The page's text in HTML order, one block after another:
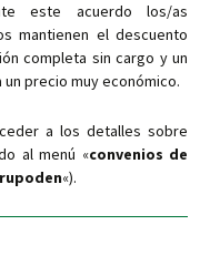
este acuerdo los/as
mantienen el descuento
completa sin cargo y un
precio muy económico.
a los detalles sobre
al menú «convenios de
«).